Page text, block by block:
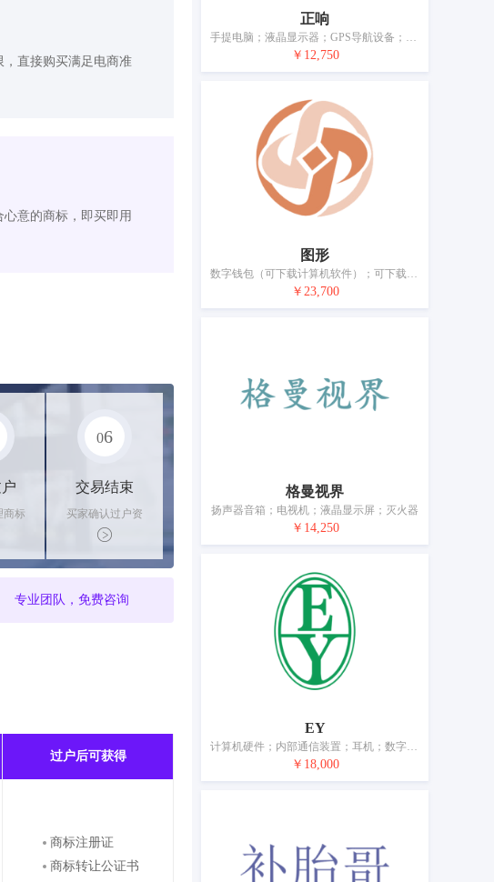
直接购买满足电商准
意的商标，即买即用
商标
付
06
交易结束
买家确认过户资
料后，平台解冻
资金支付卖家
专业团队，免费咨询
过户后可获得
商标注册证
商标转让公证书
正响
手提电脑；液晶显示器；GPS导航设备；卡拉OK机；扬声器音箱；电视机；耳机；麦克风；视听教学仪器；移动电源（可充电电池）
￥12,750
图形
数字钱包（可下载计算机软件）；可下载的手机应用软件；计算机外围设备；人脸识别设备；复印机；导航仪器；放映设备；镜（光学）；电源材料（电线、电缆）；液晶显示屏；灭火设备；个人用防事故装置；电池；可充电设备用充电装置
￥23,700
格曼视界
扬声器音箱；电视机；液晶显示屏；灭火器
￥14,250
EY
计算机硬件；内部通信装置；耳机；数字投影仪；测量器械和仪器；电源材料（电线、电缆）；电容器；电子防盗装置；眼镜；电池
￥18,000